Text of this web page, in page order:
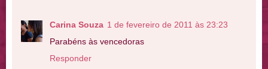
Carina Souza 1 de fevereiro de 2011 às 23:23
Parabéns às vencedoras
Responder